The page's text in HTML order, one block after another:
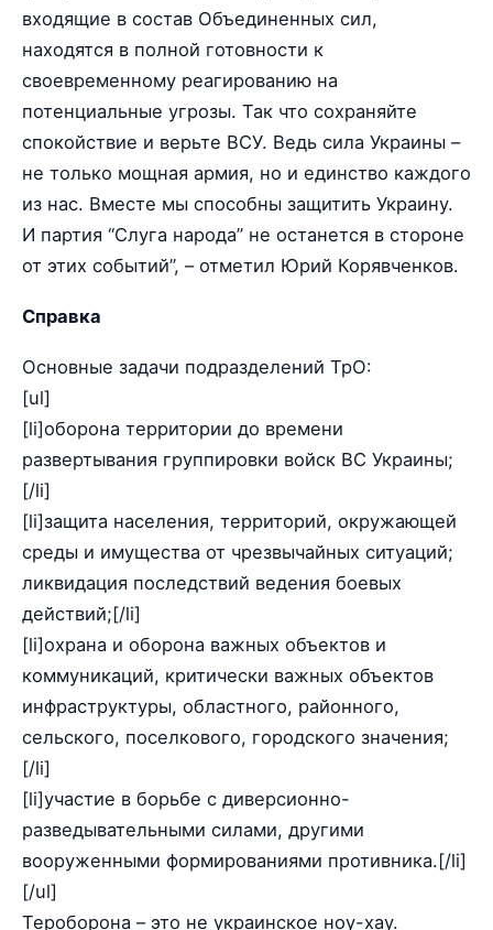
входящие в состав Объединенных сил,
находятся в полной готовности к
своевременному реагированию на
потенциальные угрозы. Так что сохраняйте
спокойствие и верьте ВСУ. Ведь сила Украины –
не только мощная армия, но и единство каждого
из нас. Вместе мы способны защитить Украину.
И партия “Слуга народа” не останется в стороне
от этих событий”, – отметил Юрий Корявченков.
Справка
Основные задачи подразделений ТрО:
[ul]
[li]оборона территории до времени
развертывания группировки войск ВС Украины;
[/li]
[li]защита населения, территорий, окружающей
среды и имущества от чрезвычайных ситуаций;
ликвидация последствий ведения боевых
действий;[/li]
[li]охрана и оборона важных объектов и
коммуникаций, критически важных объектов
инфраструктуры, областного, районного,
сельского, поселкового, городского значения;
[/li]
[li]участие в борьбе с диверсионно-
разведывательными силами, другими
вооруженными формированиями противника.[/li]
[/ul]
Тероборона – это не украинское ноу-хау.